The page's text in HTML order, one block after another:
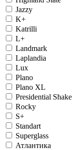
Jazzy
K+
Katrilli
L+
Landmark
Laplandia
Lux
Plano
Plano XL
Presidential Shake
Rocky
S+
Standart
Superglass
Атлантика